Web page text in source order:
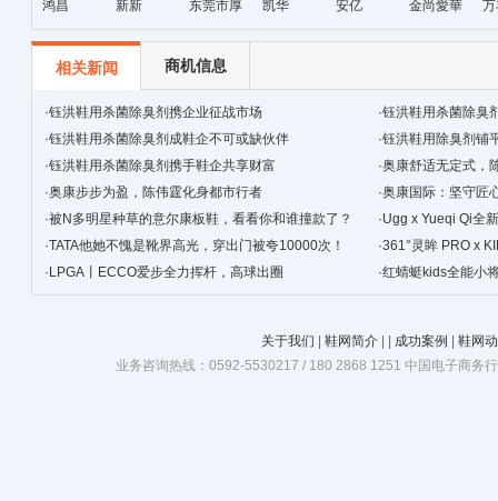
鸿昌 新新
东莞市厚
街天逸皮
革
凯华 安亿 金尚愛華
相关新闻 商机信息
·钰洪鞋用杀菌除臭剂携企业征战市场 ·钰洪鞋用杀菌除臭
·钰洪鞋用杀菌除臭剂成鞋企不可或缺伙伴 ·钰洪鞋用除臭剂铺
·钰洪鞋用杀菌除臭剂携手鞋企共享财富 ·奥康舒适无定式，
·奥康步步为盈，陈伟霆化身都市行者 ·奥康国际：坚守匠
景
·被N多明星种草的意尔康板鞋，看看你和谁撞款了？ ·Ugg x Yueqi Qi全
·TATA他她不愧是靴界高光，穿出门被夸10000次！ ·361°灵眸 PRO x
跑鞋
· LPGA丨ECCO爱步全力挥杆，高球出圈 ·红蜻蜓kids全能小
关于我们 鞋网简介 成功案例
鞋网
业务咨询热线：0592-5530217 / 180 2868 1251 中国电子商务